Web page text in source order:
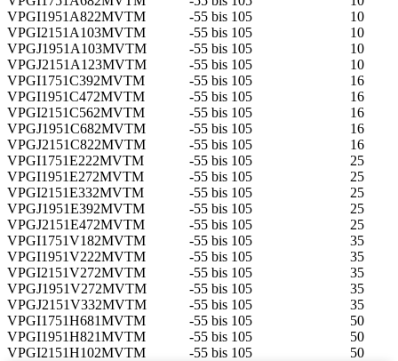
VPGI1951A822MVTM
-55 bis 105
10
VPGI2151A103MVTM
-55 bis 105
10
VPGJ1951A103MVTM
-55 bis 105
10
VPGJ2151A123MVTM
-55 bis 105
10
VPGI1751C392MVTM
-55 bis 105
16
VPGI1951C472MVTM
-55 bis 105
16
VPGI2151C562MVTM
-55 bis 105
16
VPGJ1951C682MVTM
-55 bis 105
16
VPGJ2151C822MVTM
-55 bis 105
16
VPGI1751E222MVTM
-55 bis 105
25
VPGI1951E272MVTM
-55 bis 105
25
VPGI2151E332MVTM
-55 bis 105
25
VPGJ1951E392MVTM
-55 bis 105
25
VPGJ2151E472MVTM
-55 bis 105
25
VPGI1751V182MVTM
-55 bis 105
35
VPGI1951V222MVTM
-55 bis 105
35
VPGI2151V272MVTM
-55 bis 105
35
VPGJ1951V272MVTM
-55 bis 105
35
VPGJ2151V332MVTM
-55 bis 105
35
VPGI1751H681MVTM
-55 bis 105
50
VPGI1951H821MVTM
-55 bis 105
50
VPGI2151H102MVTM
-55 bis 105 50